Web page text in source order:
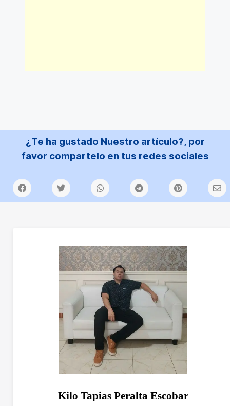
¿Te ha gustado Nuestro artículo?, por
favor compartelo en tus redes sociales
Kilo Tapias Peralta Escobar